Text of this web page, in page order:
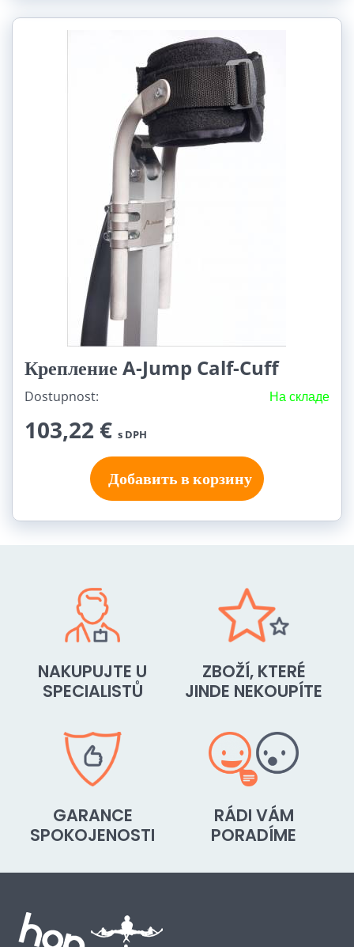
Крепление A-Jump Calf-Cuff
Dostupnost: На складе
103,22 € s DPH
Добавить в корзину
NAKUPUJTE U
SPECIALISTŮ
ZBOŽÍ, KTERÉ
JINDE NEKOUPÍTE
GARANCE
SPOKOJENOSTI
RÁDI VÁM
PORADÍME